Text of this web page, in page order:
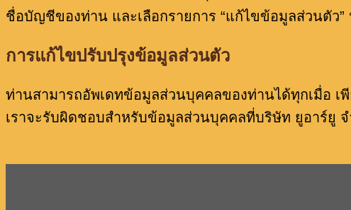
ชื่อบัญชีของท่าน และเลือกรายการ “แก้ไขข้อมูลส่วนตัว”
การแก้ไขปรับปรุงข้อมูลส่วนตัว
ท่านสามารถอัพเดทข้อมูลส่วนบุคคลของท่านได้ทุกเมื่อ เ
เราจะรับผิดชอบสำหรับข้อมูลส่วนบุคคลที่บริษัท ยูอาร์ยู